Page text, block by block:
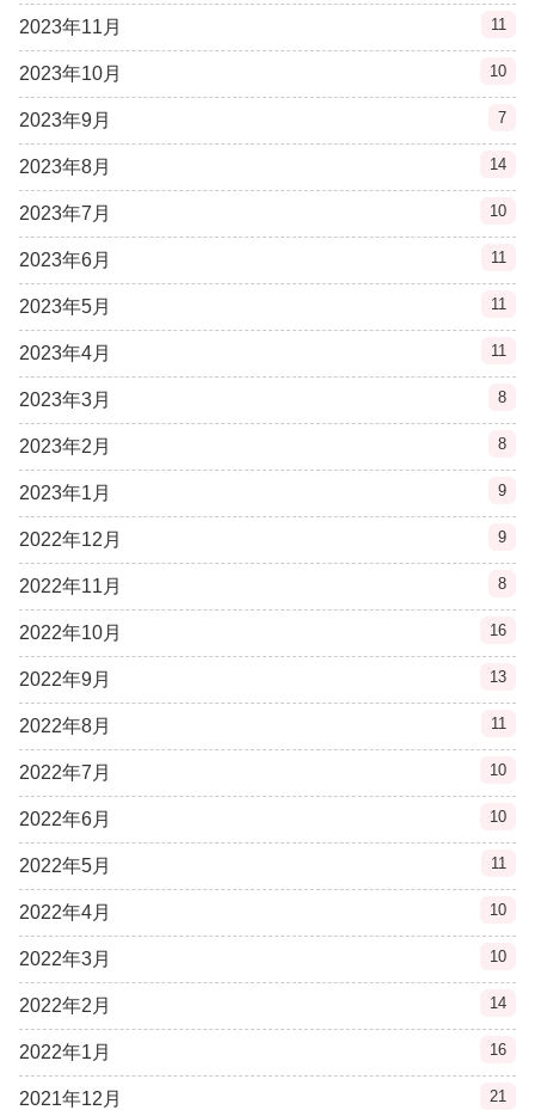
2023年11月 11
2023年10月 10
2023年9月 7
2023年8月 14
2023年7月 10
2023年6月 11
2023年5月 11
2023年4月 11
2023年3月 8
2023年2月 8
2023年1月 9
2022年12月 9
2022年11月 8
2022年10月 16
2022年9月 13
2022年8月 11
2022年7月 10
2022年6月 10
2022年5月 11
2022年4月 10
2022年3月 10
2022年2月 14
2022年1月 16
2021年12月 21